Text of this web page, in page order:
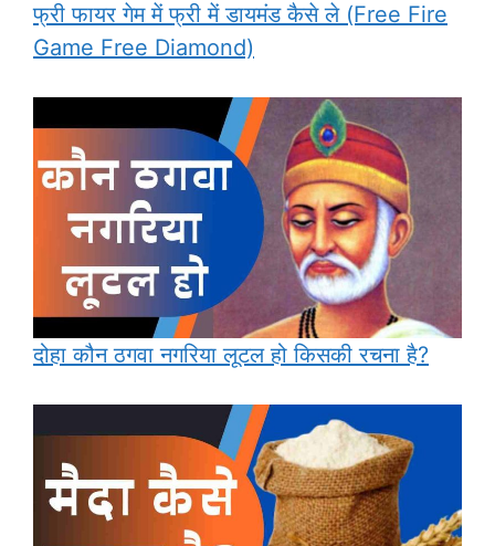
फ्री फायर गेम में फ्री में डायमंड कैसे ले (Free Fire
Game Free Diamond)
दोहा कौन ठगवा नगरिया लूटल हो किसकी रचना है?